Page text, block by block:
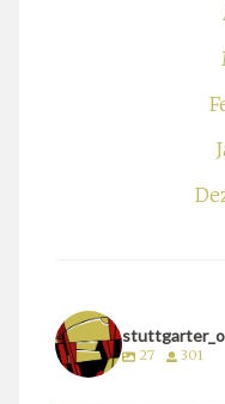
27 301